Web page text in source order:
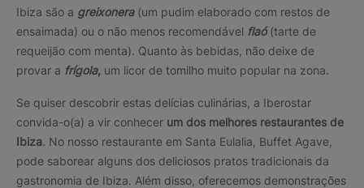
Ibiza são a greixonera(um pudim elaborado com restos de
ensaimada) ou o não menos recomendável flaó(tarte de
requeijão com menta). Quanto às bebidas, não deixe de
provar a frígola, um licor de tomilho muito popular na zona.
Se quiser descobrir estas delícias culinárias, a Iberostar
convida-o(a) a vir conhecer um dos melhores restaurantes de
Ibiza. No nosso restaurante em Santa Eulalia, Buffet Agave,
pode saborear alguns dos deliciosos pratos tradicionais da
gastronomia de Ibiza. Além disso, oferecemos demonstrações